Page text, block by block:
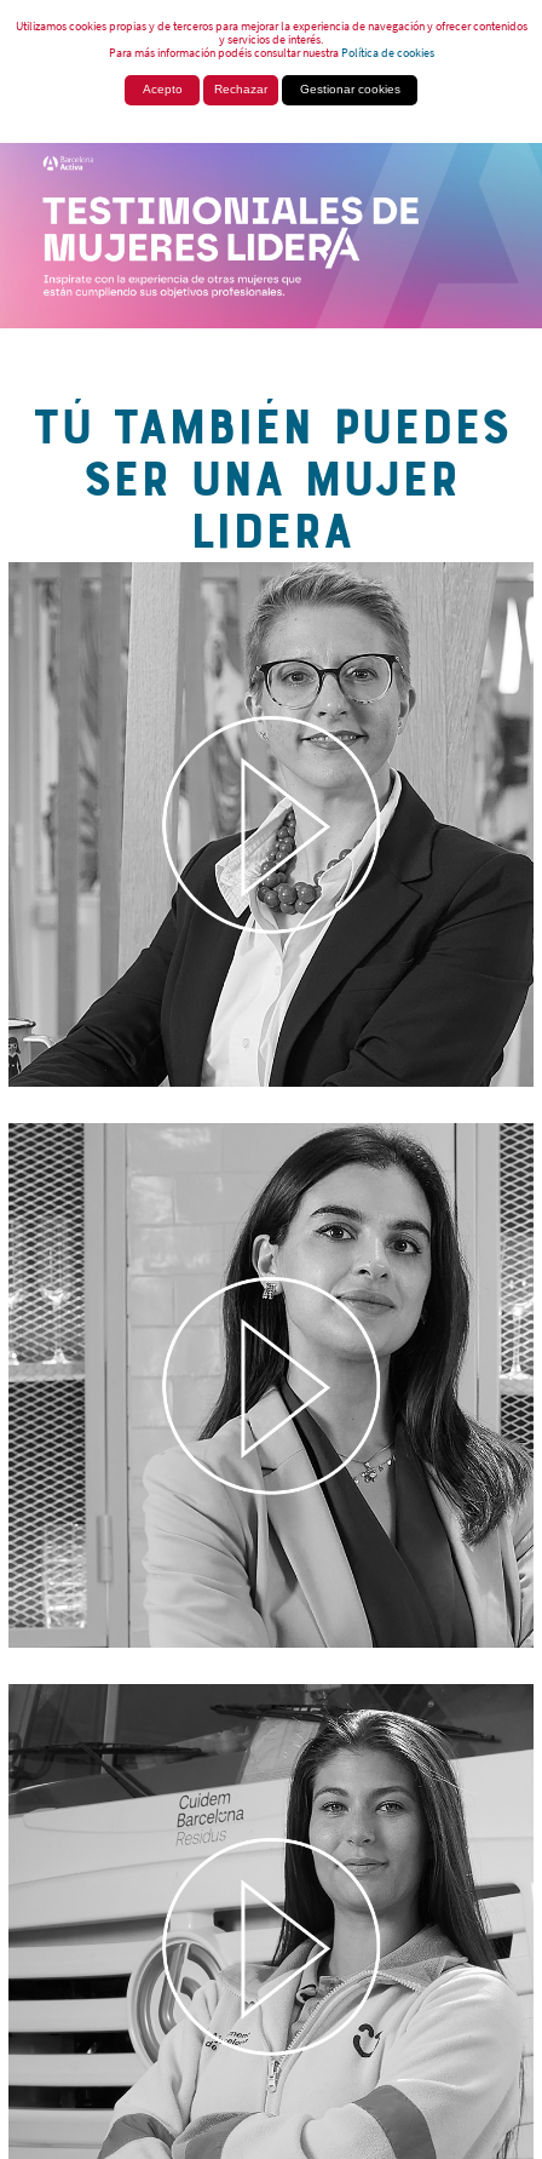
Utilizamos cookies propias y de terceros para mejorar la experiencia de navegación y ofrecer contenidos
y servicios de interés.
Para más información podéis consultar nuestraPolítica de cookies
Acepto Rechazar Gestionar cookies
TÚ TAMBIÉN PUEDES
SER UNA MUJER
LIDERA